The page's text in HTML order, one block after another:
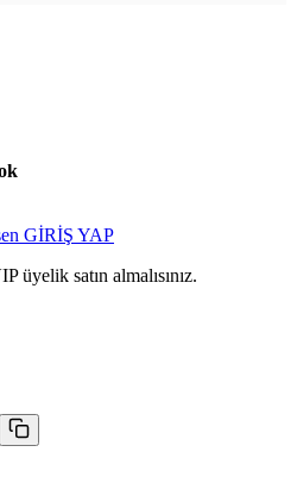
GİRİŞ YAP
üyelik satın almalısınız.